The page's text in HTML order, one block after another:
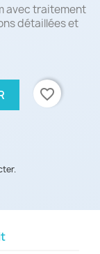
avec traitement
détaillées et
favorite_border